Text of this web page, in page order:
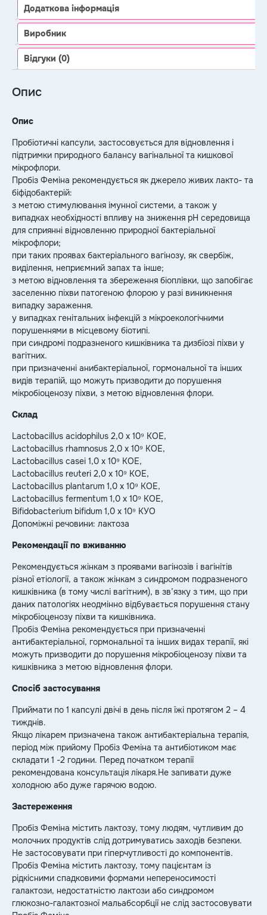
Додаткова інформація
Виробник
Відгуки (0)
Опис
Опис
Пробiотичні капсули, застосовується для відновлення і
пiдтримки природного балансу вагінальної та кишкової
мікрофлори.
Пробіз Феміна рекомендується як джерело живих лакто- та
біфідобактерій:
з метою стимулювання імунної системи, а також у
випадках необхідності впливу на зниження pH середовища
для сприянні відновленню природної бактеріальної
мікрофлори;
при таких проявах бактеріального вагінозу, як свербіж,
виділення, неприємний запах та інше;
з метою відновлення та збереження біоплівки, що запобігає
заселенню піхви патогеною флорою у разі виникнення
випадку зараження.
у випадках генітальних інфекцій з мікроекологічними
порушеннями в місцевому біотипі.
при синдромі подразненого кишківника та дизбіозі піхви у
вагітних.
при призначенні анибактеріальної, гормональної та інших
видів терапій, що можуть призводити до порушення
мікробіоценозу піхви, з метою відновлення флори.
Склад
Lactobacillus acidophilus 2,0 x 10⁹ KOE,
Lactobacillus rhamnosus 2,0 x 10⁹ KOE,
Lactobacillus casei 1,0 x 10⁹ KOE,
Lactobacillus reuteri 2,0 x 10⁹ KOE,
Lactobacillus plantarum 1,0 x 10⁹ KOE,
Lactobacillus fermentum 1,0 x 10⁹ KOE,
Bifidobacterium bifidum 1,0 x 10⁹ KУО
Допоміжні речовини: лактоза
Рекомендації по вживанню
Рекомендується жінкам з проявами вагінозів і вагінітів
різної етіології, а також жінкам з синдромом подразненого
кишківника (в тому числі вагітним), в зв’язку з тим, що при
даних патологіях неодмінно відбувається порушення стану
мікробіоценозу піхви та кишківника.
Пробіз Феміна рекомендується при призначенні
антибактеріальної, гормональної та інших видах терапії, які
можуть призводити до порушення мікробіоценозу піхви та
кишківника з метою відновлення флори.
Спосіб застосування
Приймати по 1 капсулі двічі в день після їжі протягом 2 – 4
тижднів.
Якщо лікарем призначена також антибактеріальна терапія,
період між прийому Пробіз Феміна та антибіотиком має
складати 1 -2 години. Перед початком терапії
рекомендована консультація лікаря.Не запивати дуже
холодною або дуже гарячою водою.
Застереження
Пробіз Феміна містить лактозу, тому людям, чутливим до
молочних продуктів слід дотримуватись заходів безпеки.
Не застосовувати при гіперчутливості до компонентів.
Пробіз Феміна містить лактозу, тому пацієнтам із
рідкісними спадковими формами непереносимості
галактози, недостатністю лактози або синдромом
глюкозно-галактозної мальабсорбції не слід застосовувати